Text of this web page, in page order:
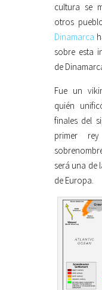
cultura se
otros
Dinamarca
sobre esta
de
Fue un
quién
finales del
primer
será una de
de Europa.